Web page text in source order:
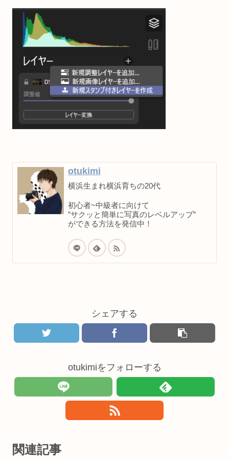
otukimi
横浜生まれ横浜育ちの20代
初心者~中級者に向けて
”サクッと簡単に写真のレベルアップ”
ができる方法を発信中！
シェアする
otukimiをフォローする
関連記事